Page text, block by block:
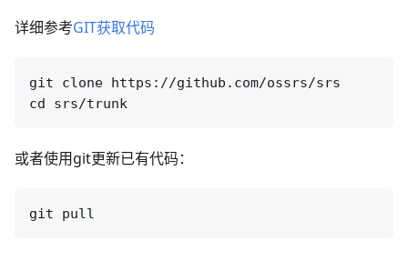
详细参考GIT获取代码
git clone https://github.com/ossrs/srs
或者使用git更新已有代码：